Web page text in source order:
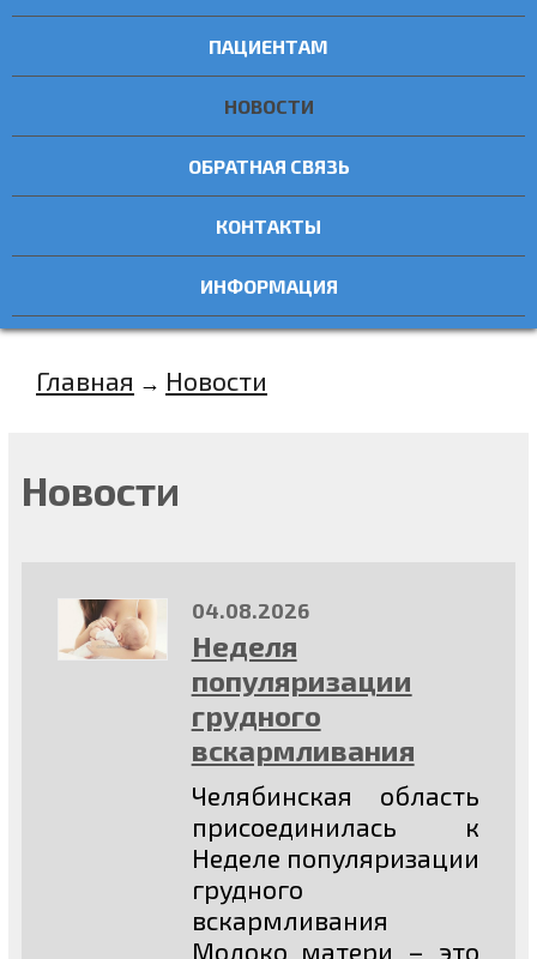
ПАЦИЕНТАМ
НОВОСТИ
ОБРАТНАЯ СВЯЗЬ
КОНТАКТЫ
ИНФОРМАЦИЯ
Главная → Новости
Новости
04.08.2026
Неделя
популяризации
грудного
вскармливания
Челябинская область
присоединилась к
Неделе популяризации
грудного
вскармливания
Молоко матери – это